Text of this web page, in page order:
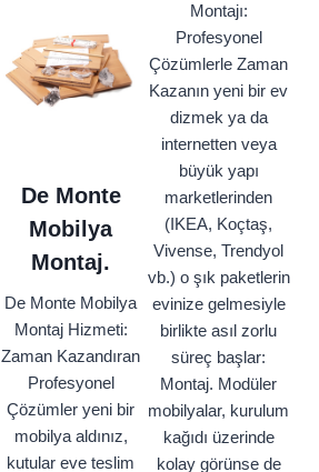
De Monte
Mobilya
Montaj.
De Monte Mobilya
Montaj Hizmeti:
Zaman Kazandıran
Profesyonel
Çözümler yeni bir
mobilya aldınız,
kutular eve teslim
Montajı:
Profesyonel
Çözümlerle Zaman
Kazanın yeni bir ev
dizmek ya da
internetten veya
büyük yapı
marketlerinden
(IKEA, Koçtaş,
Vivense, Trendyol
vb.) o şık paketlerin
evinize gelmesiyle
birlikte asıl zorlu
süreç başlar:
Montaj. Modüler
mobilyalar, kurulum
kağıdı üzerinde
kolay görünse de